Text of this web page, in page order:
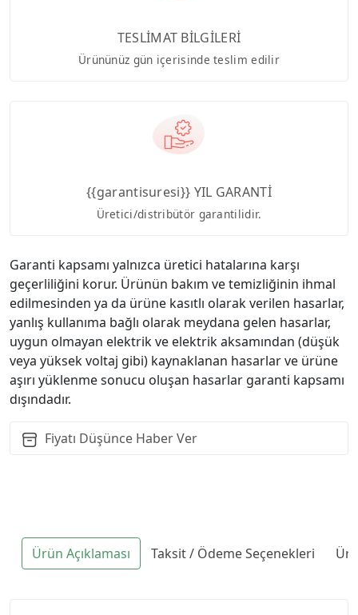
TESLİMAT BİLGİLERİ
Ürününüz gün içerisinde teslim edilir
{{garantisuresi}} YIL GARANTİ
Üretici/distribütör garantilidir.
Garanti kapsamı yalnızca üretici hatalarına karşı
geçerliliğini korur. Ürünün bakım ve temizliğinin ihmal
edilmesinden ya da ürüne kasıtlı olarak verilen hasarlar,
yanlış kullanıma bağlı olarak meydana gelen hasarlar,
uygun olmayan elektrik ve elektrik aksamından (düşük
veya yüksek voltaj gibi) kaynaklanan hasarlar ve ürüne
aşırı yüklenme sonucu oluşan hasarlar garanti kapsamı
dışındadır.
Fiyatı Düşünce Haber Ver
Ürün Açıklaması Taksit / Ödeme Seçenekleri